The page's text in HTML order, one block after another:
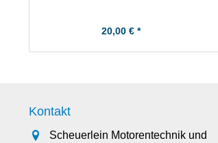
20,00 € *
Kontakt
Scheuerlein Motorentechnik und